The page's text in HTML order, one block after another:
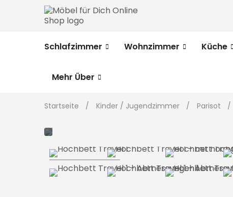
Schlafzimmer Wohnzimmer Küche
Mehr Über
Startseite Kinder / Jugendzimmer Parisot